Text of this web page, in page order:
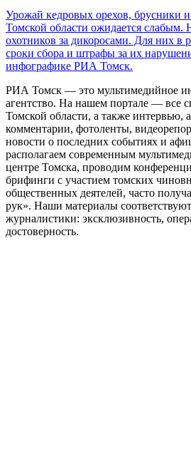
Урожай кедровых орехов, брусники
Томской области ожидается слабым.
охотников за дикоросами. Для них в
сроки сбора и штрафы за их
инфографике РИА Томск.
РИА Томск — это мультимедийное
агентство. На нашем портале — все
Томской области, а также интервью,
комментарии, фотоленты,
новости о последних событиях и
располагаем современным
центре Томска, проводим
брифинги с участием томских
общественных деятелей, часто
рук». Наши материалы
журналистики: эксклюзивность,
достоверность.